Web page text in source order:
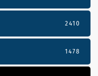
2410
1478